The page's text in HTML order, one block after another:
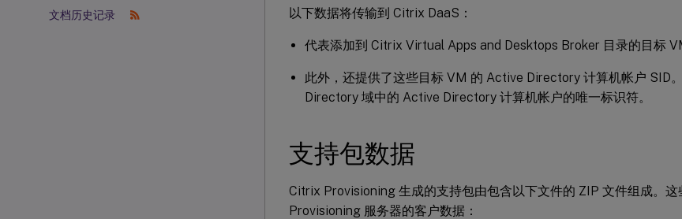
文档历史记录
以下数据将传输到 Citrix DaaS：
代表添加到 Citrix Virtual Apps and Desktops Broker 目录的目标
此外，还提供了这些目标 VM 的 Active Directory 计算机帐户 SID
Directory 域中的 Active Directory 计算机帐户的唯一标识符。
支持包数据
Citrix Provisioning 生成的支持包由包含以下文件的 ZIP 文件组成。
Provisioning 服务器的客户数据：